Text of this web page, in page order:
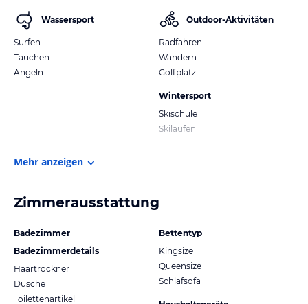
Wassersport
Surfen
Tauchen
Angeln
Outdoor-Aktivitäten
Radfahren
Wandern
Golfplatz
Wintersport
Skischule
Skilaufen
Mehr anzeigen
Zimmerausstattung
Badezimmer
Badezimmerdetails
Haartrockner
Dusche
Toilettenartikel
Bettentyp
Kingsize
Queensize
Schlafsofa